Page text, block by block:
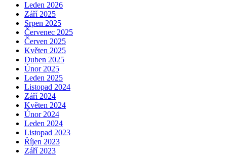
Leden 2026
Září 2025
Srpen 2025
Červenec 2025
Červen 2025
Květen 2025
Duben 2025
Únor 2025
Leden 2025
Listopad 2024
Září 2024
Květen 2024
Únor 2024
Leden 2024
Listopad 2023
Říjen 2023
Září 2023